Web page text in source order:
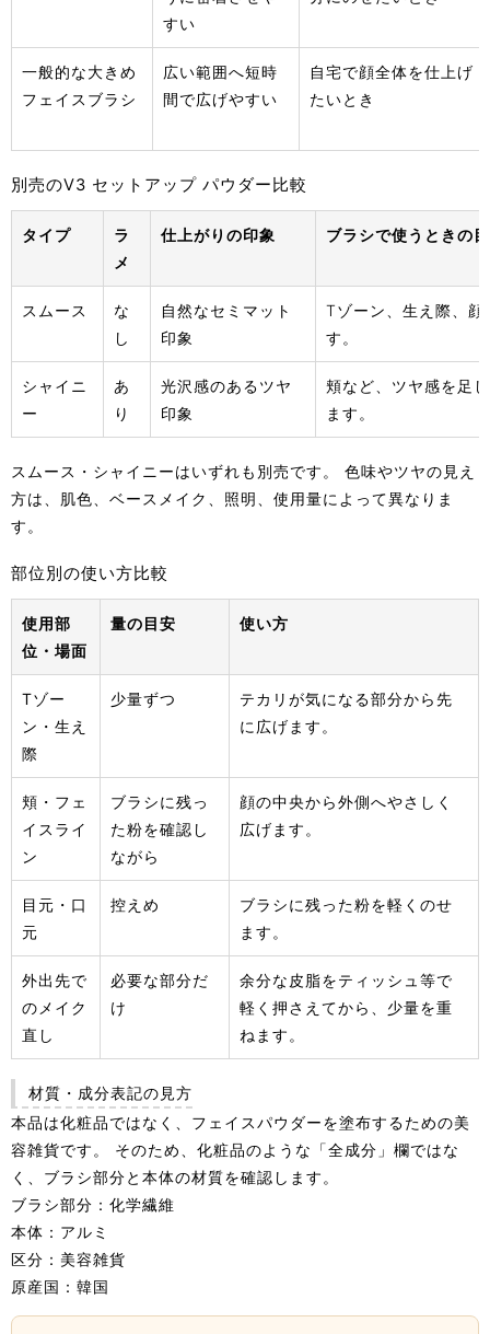
すい
一般的な大きめ
フェイスブラシ
広い範囲へ短時
間で広げやすい
自宅で顔全体を仕上げ
たいとき
別売のV3 セットアップ パウダー比較
タイプ
ラ
メ
仕上がりの印象 ブラシで使うときの
スムース
な
し
自然なセミマット
印象
Tゾーン、生え際、
す。
シャイニ
ー
あ
り
光沢感のあるツヤ
印象
頬など、ツヤ感を足
ます。
スムース・シャイニーはいずれも別売です。 色味やツヤの見え
方は、肌色、ベースメイク、照明、使用量によって異なりま
す。
部位別の使い方比較
使用部
位・場面
量の目安 使い方
Tゾー
ン・生え
際
少量ずつ
テカリが気になる部分から先
に広げます。
頬・フェ
イスライ
ン
ブラシに残っ
た粉を確認し
ながら
顔の中央から外側へやさしく
広げます。
目元・口
元
控えめ
ブラシに残った粉を軽くのせ
ます。
外出先で
のメイク
直し
必要な部分だ
け
余分な皮脂をティッシュ等で
軽く押さえてから、少量を重
ねます。
材質・成分表記の見方
本品は化粧品ではなく、フェイスパウダーを塗布するための美
容雑貨です。 そのため、化粧品のような「全成分」欄ではな
く、ブラシ部分と本体の材質を確認します。
ブラシ部分：化学繊維
本体：アルミ
区分：美容雑貨
原産国：韓国